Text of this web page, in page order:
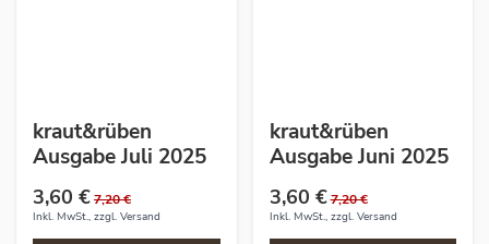
kraut&rüben
Ausgabe Juli 2025
3,60 €7,20 €
Inkl. MwSt., zzgl. Versand
kraut&rüben
Ausgabe Juni 2025
3,60 €7,20 €
Inkl. MwSt., zzgl. Versand